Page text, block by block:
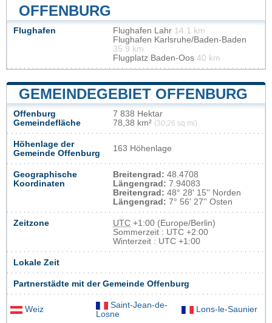
OFFENBURG
Flughafen Flughafen Lahr 14.1 km
Flughafen Karlsruhe/Baden-Baden
35.9 km
Flugplatz Baden-Oos 40 km
GEMEINDEGEBIET OFFENBURG
Offenburg
Gemeindefläche
7 838 Hektar
78,38 km² (30,26 sq mi)
Höhenlage der
Gemeinde Offenburg
163 Höhenlage
Geographische
Koordinaten
Breitengrad: 48.4708
Längengrad: 7.94083
Breitengrad: 48° 28' 15'' Norden
Längengrad: 7° 56' 27'' Osten
Zeitzone UTC +1:00 (Europe/Berlin)
Sommerzeit : UTC +2:00
Winterzeit : UTC +1:00
Lokale Zeit
Partnerstädte mit der Gemeinde Offenburg
Weiz
Saint-Jean-de-
Losne
Lons-le-Saunier